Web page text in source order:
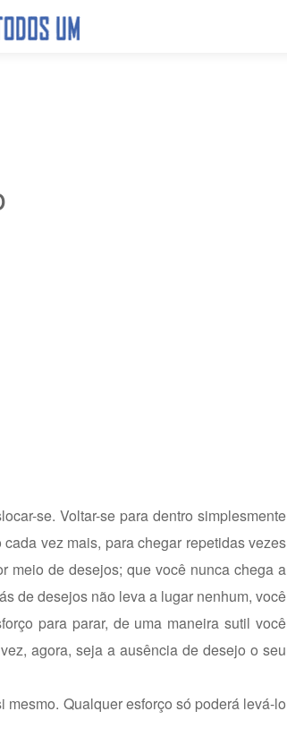
se. Voltar-se para dentro simplesmente
vez mais, para chegar repetidas vezes
meio de desejos; que você nunca chega a
de desejos não leva a lugar nenhum, você
para parar, de uma maneira sutil você
agora, seja a ausência de desejo o seu
Qualquer esforço só poderá levá-lo